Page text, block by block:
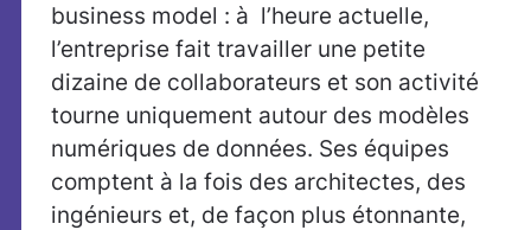
business model : à l’heure actuelle,
l’entreprise fait travailler une petite
dizaine de collaborateurs et son activité
tourne uniquement autour des modèles
numériques de données. Ses équipes
comptent à la fois des architectes, des
ingénieurs et, de façon plus étonnante,